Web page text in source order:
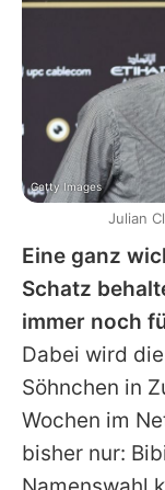
Eine ganz
Schatz
immer noch
Dabei wird
Söhnchen in
Wochen im
bisher nur:
Getty Images
Julian